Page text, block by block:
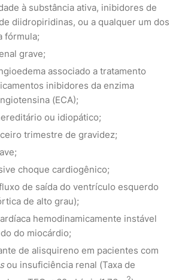
à substância ativa, inibidores de
diidropiridinas, ou a qualquer um dos
fórmula;
grave;
associado a tratamento
inibidores da enzima
(ECA);
ou idiopático;
trimestre de gravidez;
choque cardiogênico;
de saída do ventrículo esquerdo
de alto grau);
hemodinamicamente instável
do miocárdio;
de alisquireno em pacientes com
ou insuficiência renal (Taxa de